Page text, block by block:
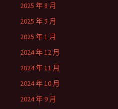
2025 年 8 月
2025 年 5 月
2025 年 1 月
2024 年 12 月
2024 年 11 月
2024 年 10 月
2024 年 9 月